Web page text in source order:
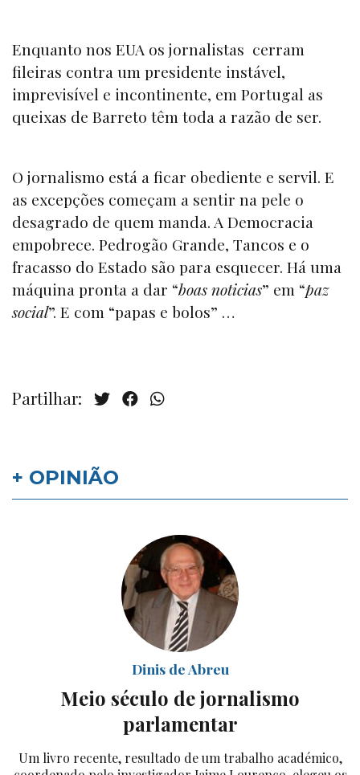
Enquanto nos EUA os jornalistas cerram
fileiras contra um presidente instável,
imprevisível e incontinente, em Portugal as
queixas de Barreto têm toda a razão de ser.
O jornalismo está a ficar obediente e servil. E
as excepções começam a sentir na pele o
desagrado de quem manda. A Democracia
empobrece. Pedrogão Grande, Tancos e o
fracasso do Estado são para esquecer. Há uma
máquina pronta a dar “boas noticias” em “paz
social”. E com “papas e bolos” …
Partilhar:
+ OPINIÃO
Dinis de Abreu
Meio século de jornalismo
parlamentar
Um livro recente, resultado de um trabalho académico,